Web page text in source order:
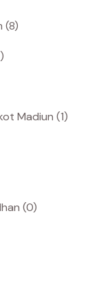
(8)
Madiun (1)
(0)